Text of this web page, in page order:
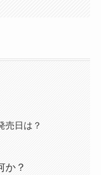
売日は？
か？